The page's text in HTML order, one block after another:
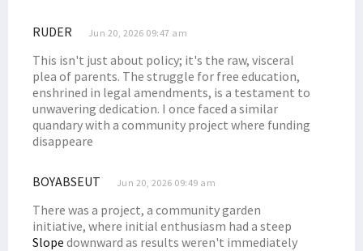
RUDER Jun 20, 2026 09:47 am
This isn't just about policy; it's the raw, visceral
plea of parents. The struggle for free education,
enshrined in legal amendments, is a testament to
unwavering dedication. I once faced a similar
quandary with a community project where funding
disappeare
BOYABSEUT Jun 20, 2026 09:49 am
There was a project, a community garden
initiative, where initial enthusiasm had a steep
Slope downward as results weren't immediately